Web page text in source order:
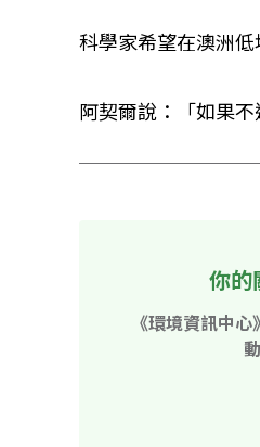
科學家希望在澳洲
阿契爾說：「如果
你的
《環境資訊中